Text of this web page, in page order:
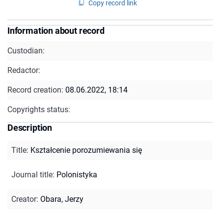
Copy record link
Information about record
Custodian:
Redactor:
Record creation: 08.06.2022, 18:14
Copyrights status:
Description
Title: Kształcenie porozumiewania się
Journal title: Polonistyka
Creator: Obara, Jerzy